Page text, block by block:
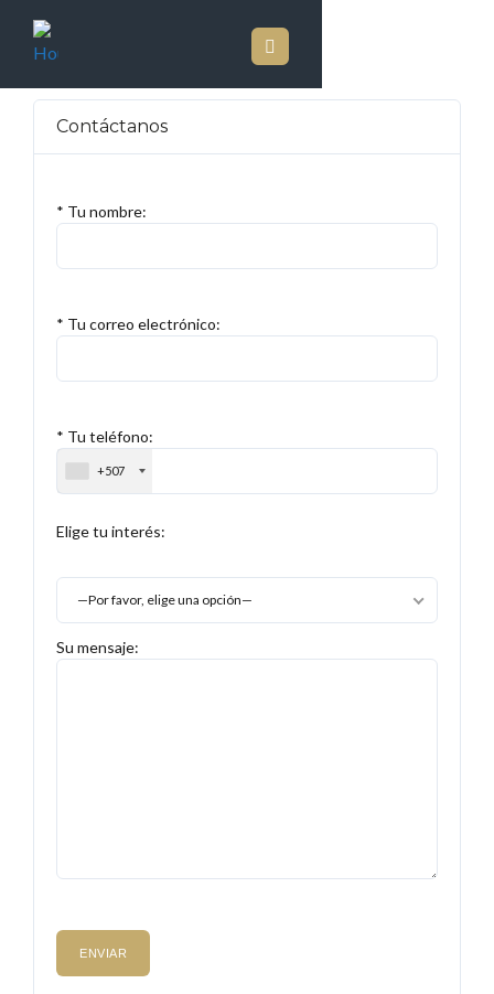
Contáctanos
* Tu nombre:
* Tu correo electrónico:
* Tu teléfono:
+507
Elige tu interés:
—Por favor, elige una opción—
Su mensaje: